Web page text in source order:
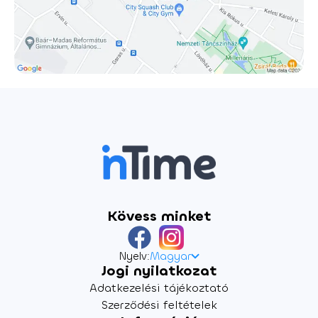
ország egyik legismertebb és legsokoldalúbb színésznője,
Lovas Rozi előadásában láthatják a magyar nézők. Játssza:
Lovas Rozi Fordította: Horváth János Antal Jelmeztervező:
Pattantyus Dóra Díszlettervező: Szabó Márton István
Dramaturg: Németh Gábor Koreográfus: Molnár G. Nóra
Kövess minket
Nyelv:Magyar
Jogi nyilatkozat
Adatkezelési tájékoztató
Szerződési feltételek